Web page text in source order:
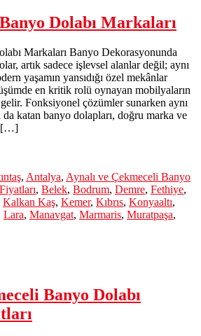
Dolabı Markaları
Markaları Banyo Dekorasyonunda
artık sadece işlevsel alanlar değil; aynı
yaşamın yansıdığı özel mekânlar
en kritik rolü oynayan mobilyaların
Fonksiyonel çözümler sunarken aynı
da katan banyo dolapları, doğru marka ve
[…]
, Antalya, Aynalı ve Çekmeceli Banyo
, Belek, Bodrum, Demre, Fethiye,
Kalkan Kaş, Kemer, Kıbrıs, Konyaaltı,
Lara, Manavgat, Marmaris, Muratpaşa,
Banyo Dolabı